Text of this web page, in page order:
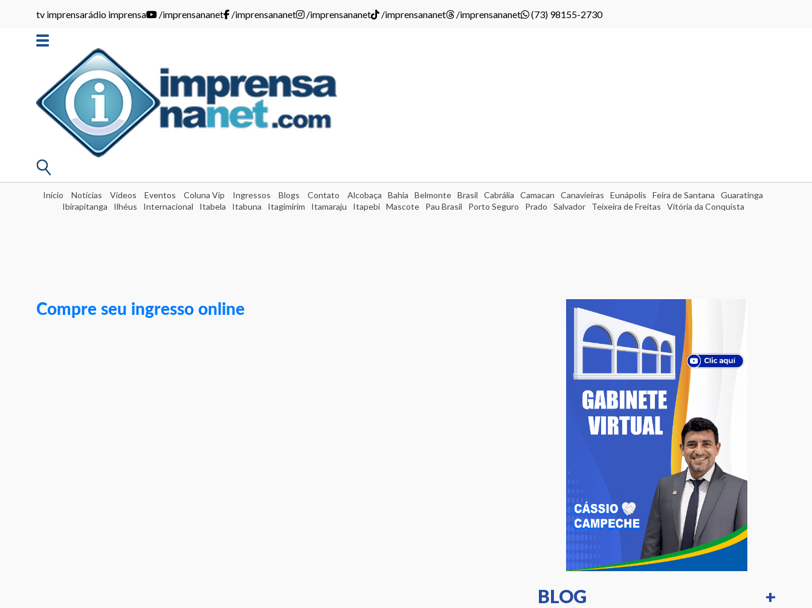
tv imprensarádio imprensa /imprensananet /imprensananet /imprensananet /imprensananet /imprensananet (73) 98155-2730
Início Notícias Vídeos Eventos Coluna Vip Ingressos Blogs Contato Alcobaça Bahia Belmonte Brasil Cabrália Camacan Canavieiras Eunápolis Feira de Santana
Guaratinga
Ibirapitanga
Ilhéus Internacional Itabela Itabuna Itagimirim Itamaraju Itapebi Mascote Pau Brasil Porto Seguro Prado Salvador Teixeira de Freitas Vitória da Conquista
Compre seu ingresso online
BLOG +